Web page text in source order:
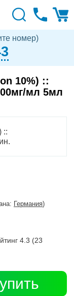
номер)
10%) ::
мл 5мл
Германия)
4.3 (23